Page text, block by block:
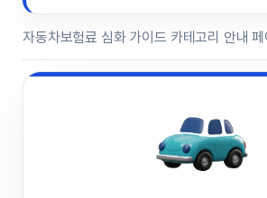
자동차보험료 심화 가이드 카테고리 안내 페